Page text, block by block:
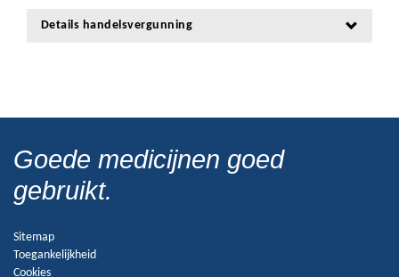
Details handelsvergunning
Goede medicijnen goed
gebruikt.
Sitemap
Toegankelijkheid
Cookies